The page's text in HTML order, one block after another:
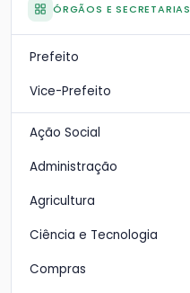
ÓRGÃOS E SECRETARIAS
Prefeito
Vice-Prefeito
Ação Social
Administração
Agricultura
Ciência e Tecnologia
Compras